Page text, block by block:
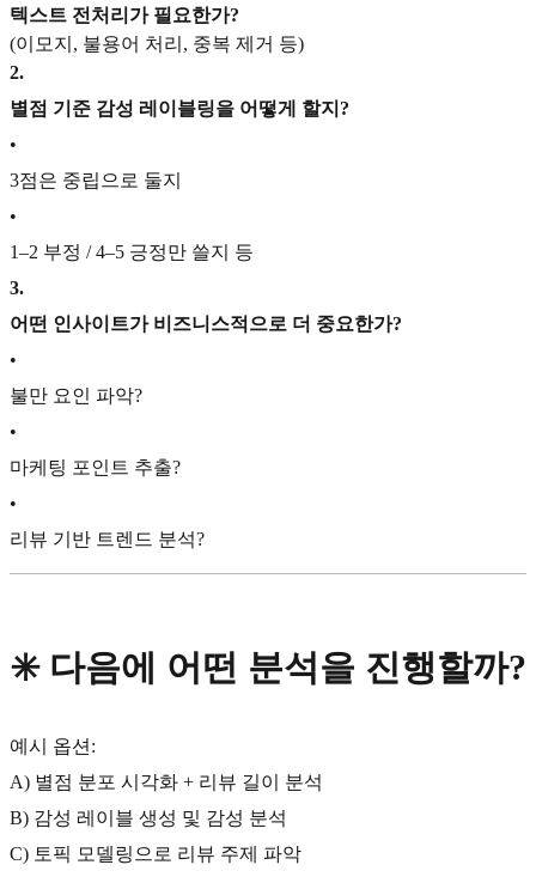
텍스트 전처리가 필요한가?
(이모지, 불용어 처리, 중복 제거 등)
2.
별점 기준 감성 레이블링을 어떻게 할지?
•
3점은 중립으로 둘지
•
1–2 부정 / 4–5 긍정만 쓸지 등
3.
어떤 인사이트가 비즈니스적으로 더 중요한가?
•
불만 요인 파악?
•
마케팅 포인트 추출?
•
리뷰 기반 트렌드 분석?
✳️ 다음에 어떤 분석을 진행할까?
예시 옵션:
A) 별점 분포 시각화 + 리뷰 길이 분석
B) 감성 레이블 생성 및 감성 분석
C) 토픽 모델링으로 리뷰 주제 파악